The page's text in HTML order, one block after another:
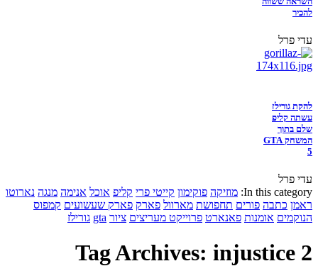
להכיר
עדי פרל
להקת גורילז
עשתה קליפ
שלם בתוך
המשחק GTA
5
עדי פרל
In this category: מוזיקה פוקימון קייטי פרי קליפ אוכל אנימה מנגה נארוטו
ראמן כתבה פורים תחפושת מארוול פארק פארק שעשועים קמפוס
הנוקמים אומנות פאנארט פרוייקט מעריצים ציור gta גורילז
Tag Archives: injustice 2